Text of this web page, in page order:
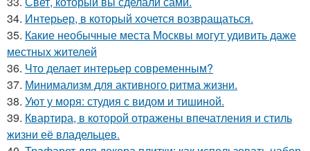
34. Интерьер, в который хочется возвращаться.
35. Какие необычные места Москвы могут удивить даже
местных жителей
36. Что делает интерьер современным?
37. Минимализм для активного ритма жизни.
38. Уют у моря: студия с видом и тишиной.
39. Квартира, в которой отражены впечатления и стиль
жизни её владельцев.